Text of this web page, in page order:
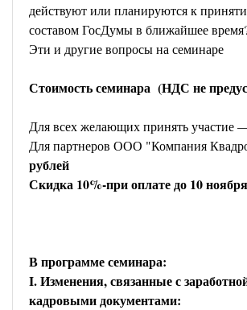
действуют или планируются к
составом ГосДумы в ближайшее
Эти и другие вопросы на семинаре
Стоимость семинара (НДС не
Для всех желающих принять участие
Для партнеров ООО "Компания
рублей
Скидка 10%-при оплате до 10
В программе семинара:
I. Изменения, связанные с
кадровыми документами: